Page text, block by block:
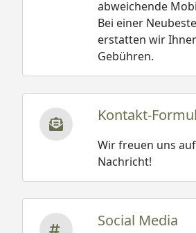
abweichende
Bei einer
erstatten wir
Gebühren.
Kontakt-
Wir freuen uns
Nachricht!
Social Media